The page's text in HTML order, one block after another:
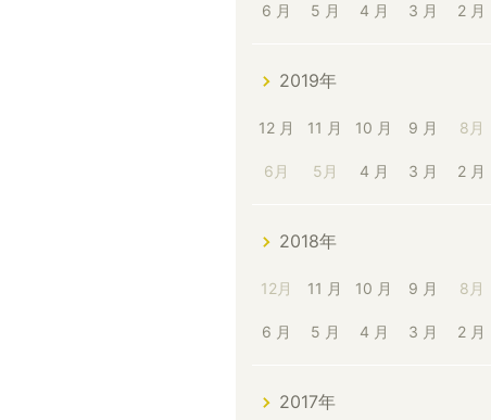
6 月 5 月 4 月 3 月 2 月
2019年
12 月 11 月 10 月 9 月 8月
6月 5月 4 月 3 月 2 月
2018年
12月 11 月 10 月 9 月 8月
6 月 5 月 4 月 3 月 2 月
2017年